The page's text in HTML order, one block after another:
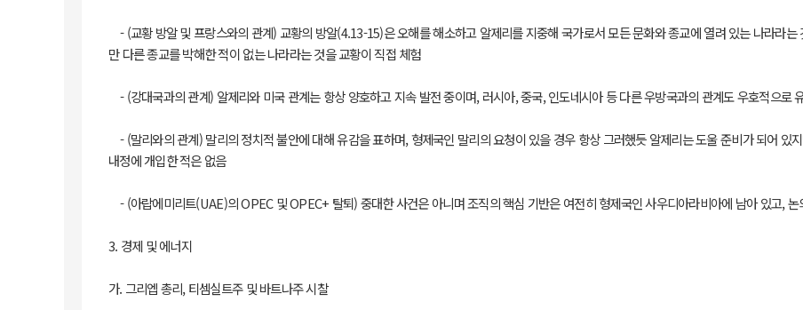
- (교황 방알 및 프랑스와의 관계) 교황의 방알(4.13-15)은 오해를 해소하고 알제리를 지중해 국가로서 모든 문화와 종교에 열려 있는 나라라
만 다른 종교를 박해한 적이 없는 나라라는 것을 교황이 직접 체험
- (강대국과의 관계) 알제리와 미국 관계는 항상 양호하고 지속 발전 중이며, 러시아, 중국, 인도네시아 등 다른 우방국과의 관계도 우호적으로
- (말리와의 관계) 말리의 정치적 불안에 대해 유감을 표하며, 형제국인 말리의 요청이 있을 경우 항상 그러했듯 알제리는 도울 준비가 되어 있
내정에 개입한 적은 없음
- (아랍에미리트(UAE)의 OPEC 및 OPEC+ 탈퇴) 중대한 사건은 아니며 조직의 핵심 기반은 여전히 형제국인 사우디아라비아에 남아 있고,
3. 경제 및 에너지
가. 그리엡 총리, 티셈실트주 및 바트나주 시찰